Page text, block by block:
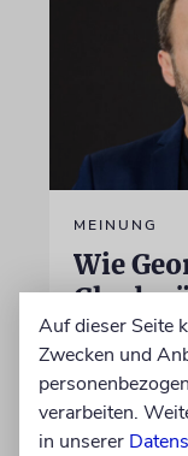
MEINUNG
Wie
Nach dem
Felix
Gemeinde
Auf dieser Seite
Zwecken und
verarbeiten.
in unserer